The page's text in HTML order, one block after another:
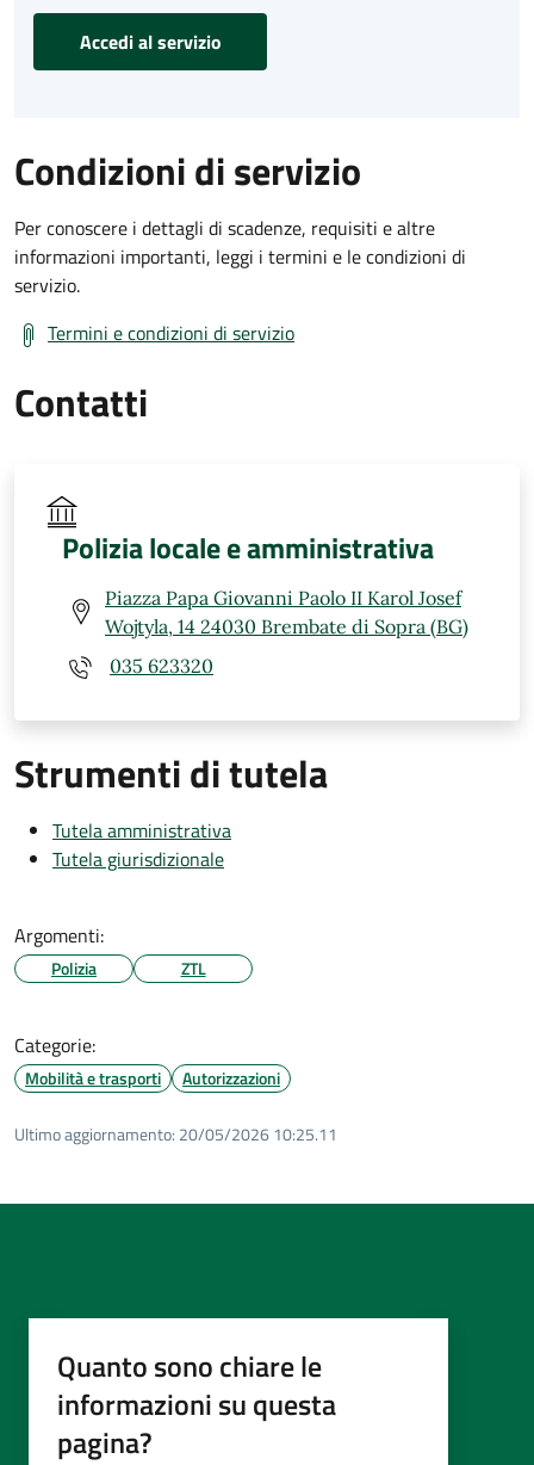
Accedi al servizio
Condizioni di servizio
Per conoscere i dettagli di scadenze, requisiti e altre
informazioni importanti, leggi i termini e le condizioni di
servizio.
Termini e condizioni di servizio
Contatti
Polizia locale e amministrativa
Piazza Papa Giovanni Paolo II Karol Josef
Wojtyla, 14 24030 Brembate di Sopra (BG)
035 623320
Strumenti di tutela
Tutela amministrativa
Tutela giurisdizionale
Argomenti:
Polizia ZTL
Categorie:
Mobilità e trasporti Autorizzazioni
Ultimo aggiornamento: 20/05/2026 10:25.11
Quanto sono chiare le
informazioni su questa
pagina?